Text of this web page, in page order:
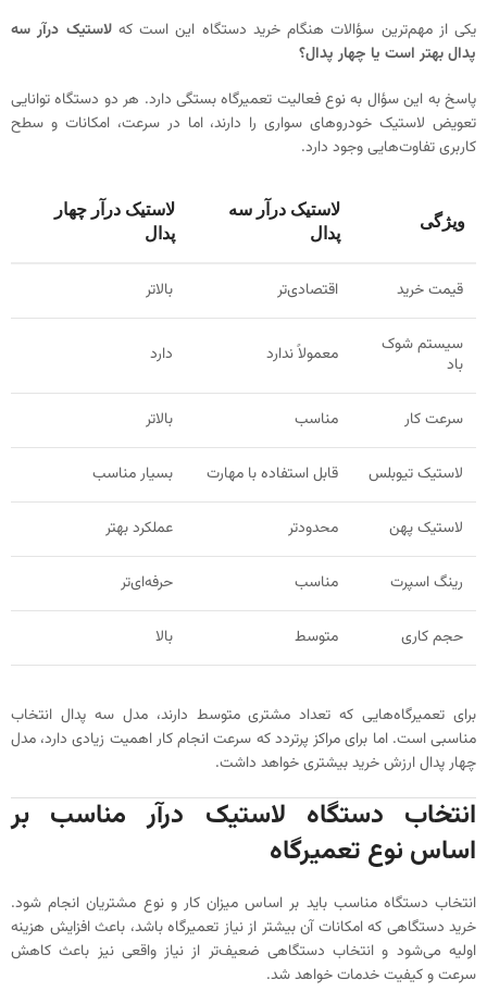
یکی از مهم‌ترین سؤالات هنگام خرید دستگاه این است کهلاستیک درآر سه
پدال بهتر است یا چهار پدال؟
پاسخ به این سؤال به نوع فعالیت تعمیرگاه بستگی دارد. هر دو دستگاه توانایی
تعویض لاستیک خودروهای سواری را دارند، اما در سرعت، امکانات و سطح
کاربری تفاوت‌هایی وجود دارد.
ویژگی
لاستیک درآر سه
پدال
لاستیک درآر چهار
پدال
قیمت خرید اقتصادی‌تر بالاتر
سیستم شوک
باد
معمولاً ندارد دارد
سرعت کار مناسب بالاتر
لاستیک تیوبلس قابل استفاده با مهارت بسیار مناسب
لاستیک پهن محدودتر عملکرد بهتر
رینگ اسپرت مناسب حرفه‌ای‌تر
حجم کاری متوسط بالا
برای تعمیرگاه‌هایی که تعداد مشتری متوسط دارند، مدل سه پدال انتخاب
مناسبی است. اما برای مراکز پرتردد که سرعت انجام کار اهمیت زیادی دارد، مدل
چهار پدال ارزش خرید بیشتری خواهد داشت.
انتخاب دستگاه لاستیک درآر مناسب بر
اساس نوع تعمیرگاه
انتخاب دستگاه مناسب باید بر اساس میزان کار و نوع مشتریان انجام شود.
خرید دستگاهی که امکانات آن بیشتر از نیاز تعمیرگاه باشد، باعث افزایش هزینه
اولیه می‌شود و انتخاب دستگاهی ضعیف‌تر از نیاز واقعی نیز باعث کاهش
سرعت و کیفیت خدمات خواهد شد.